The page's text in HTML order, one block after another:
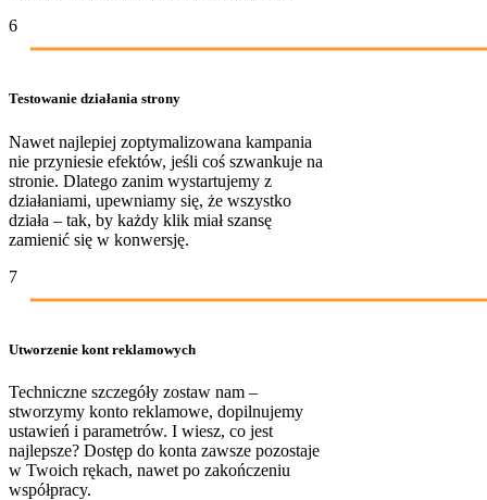
6
Testowanie działania strony
Nawet najlepiej zoptymalizowana kampania
nie przyniesie efektów, jeśli coś szwankuje na
stronie. Dlatego zanim wystartujemy z
działaniami, upewniamy się, że wszystko
działa – tak, by każdy klik miał szansę
zamienić się w konwersję.
7
Utworzenie kont reklamowych
Techniczne szczegóły zostaw nam –
stworzymy konto reklamowe, dopilnujemy
ustawień i parametrów. I wiesz, co jest
najlepsze? Dostęp do konta zawsze pozostaje
w Twoich rękach, nawet po zakończeniu
współpracy.